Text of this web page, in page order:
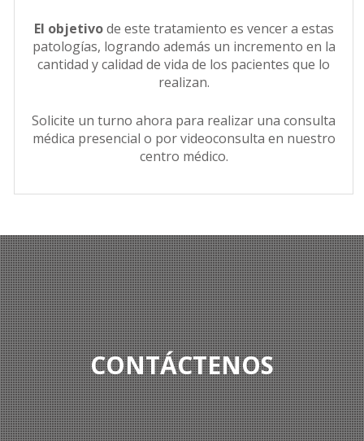
El objetivode este tratamiento es vencer a estas
patologías, logrando además un incremento en la
cantidad y calidad de vida de los pacientes que lo
realizan.
Solicite un turno ahora para realizar una consulta
médica presencial o por videoconsulta en nuestro
centro médico.
CONTÁCTENOS